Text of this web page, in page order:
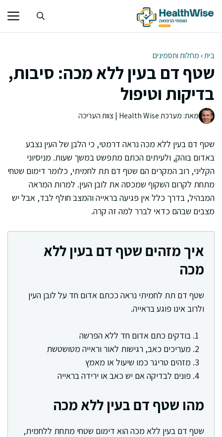
לתוכן
בית› מחלות ותסמינים
שטף דם בעין ללא מכה: סיבות,
בדיקות וטיפול
מאת: מערכת Health Wise | צוות העריכה
שטף דם בעין ללא מכה נראה דרמטי, כי הלבן של העין נצבע
באדום בוהק, ולעיתים הכתם מתפשט במשך שעות. מניסיוני
הקליני, רוב המקרים הם שטף דם תת לחמיתי, כלומר דימום שטחי
מתחת לקרום השקוף שמכסה את לובן העין. למרות המראה
המבהיל, בדרך כלל אין פגיעה בראייה והמצב חולף לבד, אבל יש
מצבים שבהם כדאי לברר למה זה קרה.
איך מזהים שטף דם בעין ללא
מכה
שטף דם תת לחמיתי נראה ככתם אדום חד על לובן העין
ולרוב אינו פוגע בראייה.
בודקים כתם אדום חד ללא הפרשה
מעריכים כאב, רגישות לאור וראייה מטושטשת
מזהים טריגר כמו שיעול או מאמץ
פונים לבדיקה אם יש כאב או ירידה בראייה
מהו שטף דם בעין ללא מכה
שטף דם בעין ללא מכה הוא דימום שטחי מתחת ללחמית,